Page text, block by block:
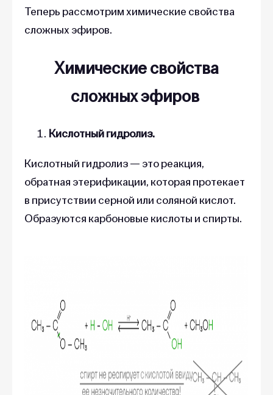
Теперь рассмотрим химические свойства
сложных эфиров.
Химические свойства
сложных эфиров
Кислотный гидролиз.
Кислотный гидролиз — это реакция,
обратная этерификации, которая протекает
в присутствии серной или соляной кислот.
Образуются карбоновые кислоты и спирты.